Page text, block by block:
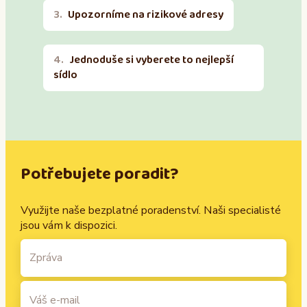
Upozorníme na rizikové adresy
Jednoduše si vyberete to nejlepší
sídlo
Potřebujete poradit?
Využijte naše bezplatné poradenství. Naši specialisté
jsou vám k dispozici.